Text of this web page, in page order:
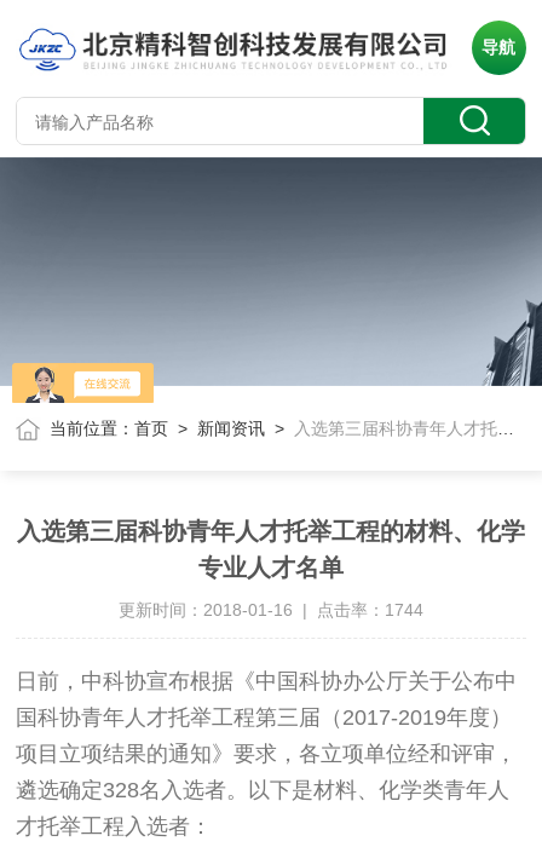
导航
当前位置：首页 > 新闻资讯 > 入选第三届科协青年人才托举工程的材料、化学专业人才名单
入选第三届科协青年人才托举工程的材料、化学
专业人才名单
更新时间：2018-01-16 | 点击率：1744
日前，中科协宣布根据《中国科协办公厅关于公布中
国科协青年人才托举工程第三届（2017-2019年度）
项目立项结果的通知》要求，各立项单位经和评审，
遴选确定328名入选者。以下是材料、化学类青年人
才托举工程入选者：